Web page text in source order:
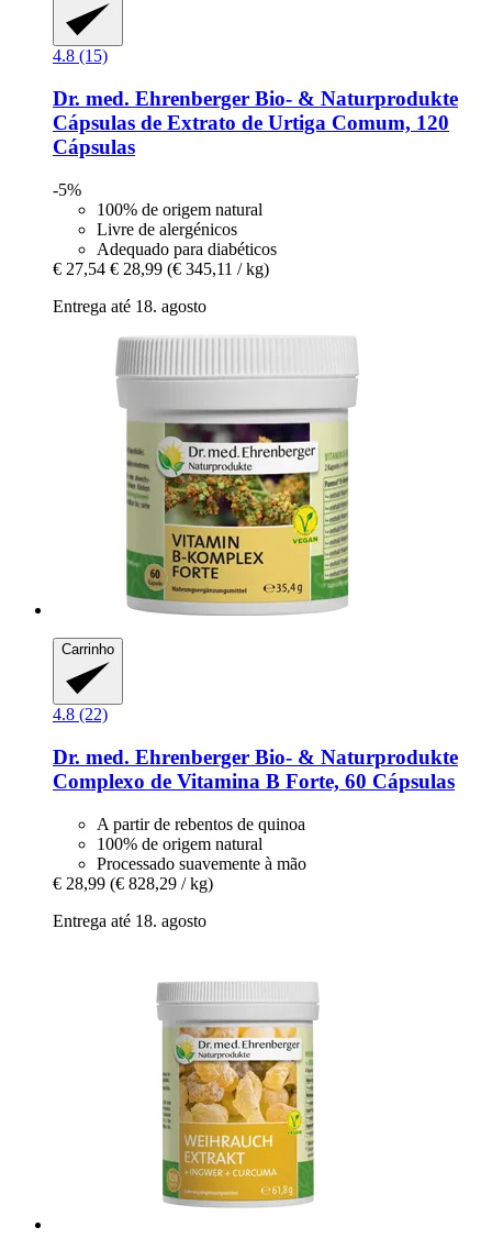
4.8 (15)
Dr. med. Ehrenberger Bio- & Naturprodukte
Cápsulas de Extrato de Urtiga Comum, 120
Cápsulas
-5%
100% de origem natural
Livre de alergénicos
Adequado para diabéticos
€ 27,54 € 28,99 (€ 345,11 / kg)
Entrega até 18. agosto
Carrinho
4.8 (22)
Dr. med. Ehrenberger Bio- & Naturprodukte
Complexo de Vitamina B Forte, 60 Cápsulas
A partir de rebentos de quinoa
100% de origem natural
Processado suavemente à mão
€ 28,99 (€ 828,29 / kg)
Entrega até 18. agosto